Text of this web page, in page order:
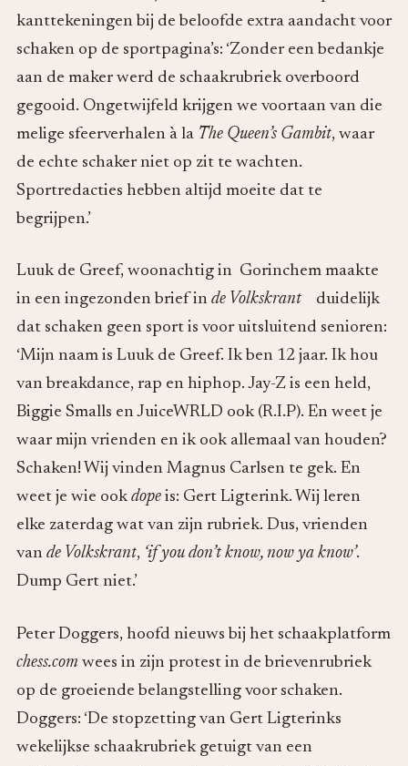
kanttekeningen bij de beloofde extra aandacht voor
schaken op de sportpagina’s: ‘Zonder een bedankje
aan de maker werd de schaakrubriek overboord
gegooid. Ongetwijfeld krijgen we voortaan van die
melige sfeerverhalen à la The Queen’s Gambit, waar
de echte schaker niet op zit te wachten.
Sportredacties hebben altijd moeite dat te
begrijpen.’
Luuk de Greef, woonachtig in Gorinchem maakte
in een ingezonden brief in de Volkskrant
duidelijk
dat schaken geen sport is voor uitsluitend senioren:
‘Mijn naam is Luuk de Greef. Ik ben 12 jaar. Ik hou
van breakdance, rap en hiphop. Jay-Z is een held,
Biggie Smalls en JuiceWRLD ook (R.I.P). En weet je
waar mijn vrienden en ik ook allemaal van houden?
Schaken! Wij vinden Magnus Carlsen te gek. En
weet je wie ookdope is: Gert Ligterink. Wij leren
elke zaterdag wat van zijn rubriek. Dus, vrienden
van de Volkskrant, ‘if you don’t know, now ya know’.
Dump Gert niet.’
Peter Doggers, hoofd nieuws bij het schaakplatform
chess.com wees in zijn protest in de brievenrubriek
op de groeiende belangstelling voor schaken.
Doggers: ‘De stopzetting van Gert Ligterinks
wekelijkse schaakrubriek getuigt van een